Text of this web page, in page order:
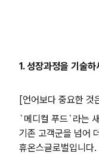
1. 성장과정을 기술하
[언어보다 중요한 것
`메디컬 푸드`라는
기존 고객군을 넘어
휴온스글로벌입니다